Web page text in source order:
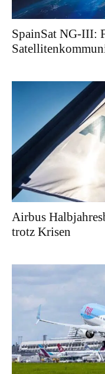
SpainSat NG-III:
Airbus
trotz Krisen